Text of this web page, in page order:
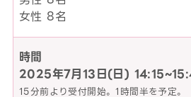
女性 8名
時間
2025年7月13日(日)
15分前より受付開始。1時間半を予定。